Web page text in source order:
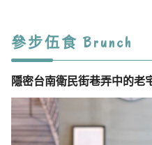
參步伍食 Brunch
隱密台南衛民街巷弄中的老